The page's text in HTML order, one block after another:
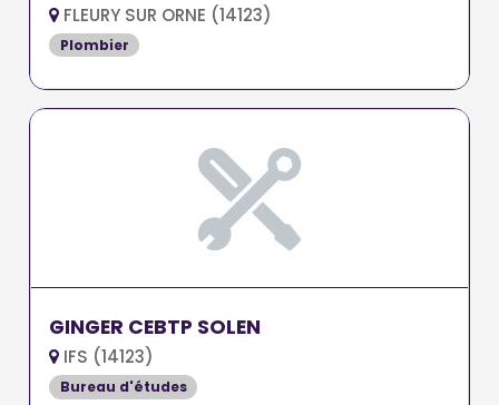
FLEURY SUR ORNE (14123)
Plombier
GINGER CEBTP SOLEN
IFS (14123)
Bureau d'études